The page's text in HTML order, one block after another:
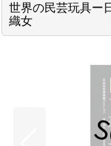
世界の民芸玩具ー
織女